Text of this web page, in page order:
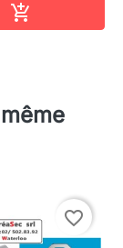

favorite_border